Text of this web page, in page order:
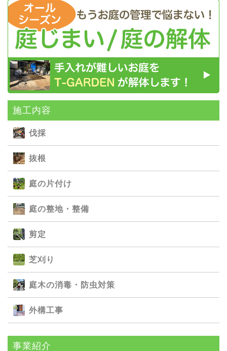
施⼯内容
伐採
抜根
庭の⽚付け
庭の整地・整備
剪定
芝刈り
庭⽊の消毒・防⾍対策
外構⼯事
事業紹介